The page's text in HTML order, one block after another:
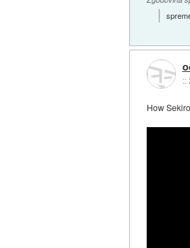
::
How